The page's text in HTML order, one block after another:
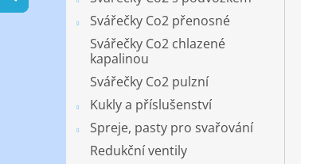
Svářečky Co2 přenosné
Svářečky Co2 chlazené
kapalinou
Svářečky Co2 pulzní
Kukly a příslušenství
Spreje, pasty pro svařování
Redukční ventily